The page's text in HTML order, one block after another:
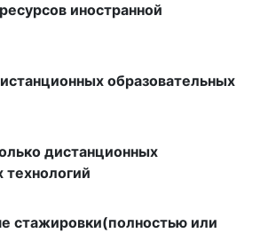
иностранной
образовательных
дистанционных
технологий
стажировки(полностью или